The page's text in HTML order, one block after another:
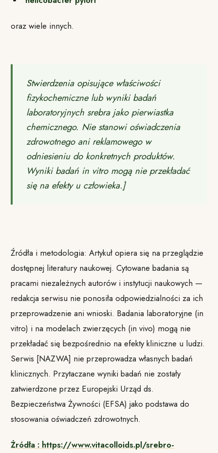
oraz wiele innych.
Stwierdzenia opisujące właściwości
fizykochemiczne lub wyniki badań
laboratoryjnych srebra jako pierwiastka
chemicznego. Nie stanowi oświadczenia
zdrowotnego ani reklamowego w
odniesieniu do konkretnych produktów.
Wyniki badań in vitro mogą nie przekładać
się na efekty u człowieka.]
Źródła i metodologia: Artykuł opiera się na przeglądzie
dostępnej literatury naukowej. Cytowane badania są
pracami niezależnych autorów i instytucji naukowych —
redakcja serwisu nie ponosiła odpowiedzialności za ich
przeprowadzenie ani wnioski. Badania laboratoryjne (in
vitro) i na modelach zwierzęcych (in vivo) mogą nie
przekładać się bezpośrednio na efekty kliniczne u ludzi.
Serwis [NAZWA] nie przeprowadza własnych badań
klinicznych. Przytaczane wyniki badań nie zostały
zatwierdzone przez Europejski Urząd ds.
Bezpieczeństwa Żywności (EFSA) jako podstawa do
stosowania oświadczeń zdrowotnych.
Żródła : https://www.vitacolloids.pl/srebro-